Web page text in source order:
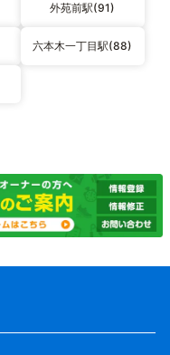
外苑前駅(91)
六本木一丁目駅(88)